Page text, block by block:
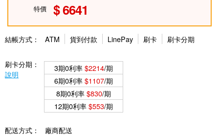
特價 6641
結帳方式： ATM 貨到付款 LinePay 刷卡 刷卡分期
刷卡分期：
說明
3期0利率$2214/期
6期0利率$1107/期
8期0利率$830/期
12期0利率$553/期
配送方式： 廠商配送